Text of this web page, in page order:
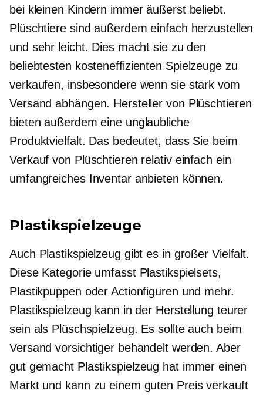
bei kleinen Kindern immer äußerst beliebt.
Plüschtiere sind außerdem einfach herzustellen
und sehr leicht. Dies macht sie zu den
beliebtesten kosteneffizienten Spielzeuge zu
verkaufen, insbesondere wenn sie stark vom
Versand abhängen. Hersteller von Plüschtieren
bieten außerdem eine unglaubliche
Produktvielfalt. Das bedeutet, dass Sie beim
Verkauf von Plüschtieren relativ einfach ein
umfangreiches Inventar anbieten können.
Plastikspielzeuge
Auch Plastikspielzeug gibt es in großer Vielfalt.
Diese Kategorie umfasst Plastikspielsets,
Plastikpuppen oder Actionfiguren und mehr.
Plastikspielzeug kann in der Herstellung teurer
sein als Plüschspielzeug. Es sollte auch beim
Versand vorsichtiger behandelt werden. Aber
gut gemachtPlastikspielzeug hat immer einen
Markt und kann zu einem guten Preis verkauft